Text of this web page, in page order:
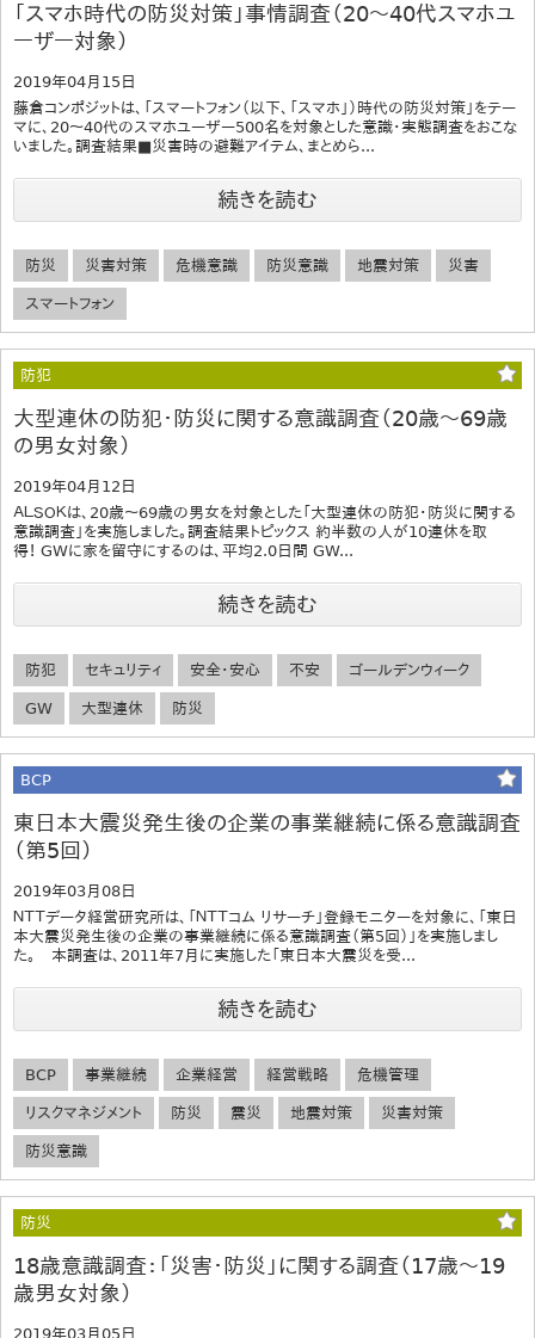
「スマホ時代の防災対策」事情調査（20～40代スマホユ
ーザー対象）
2019年04月15日
藤倉コンポジットは、「スマートフォン（以下、「スマホ」）時代の防災対策」をテー
マに、20～40代のスマホユーザー500名を対象とした意識・実態調査をおこな
いました。調査結果■災害時の避難アイテム、まとめら...
続きを読む
防災 災害対策 危機意識 防災意識 地震対策 災害
スマートフォン
防犯
大型連休の防犯・防災に関する意識調査（20歳～69歳
の男女対象）
2019年04月12日
ＡＬＳＯＫは、20歳～69歳の男女を対象とした「大型連休の防犯・防災に関する
意識調査」を実施しました。調査結果トピックス 約半数の人が10連休を取
得！ GWに家を留守にするのは、平均2.0日間 GW...
続きを読む
防犯 セキュリティ 安全・安心 不安 ゴールデンウィーク
GW 大型連休 防災
BCP
東日本大震災発生後の企業の事業継続に係る意識調査
（第5回）
2019年03月08日
ＮＴＴデータ経営研究所は、「ＮＴＴコム リサーチ」登録モニターを対象に、「東日
本大震災発生後の企業の事業継続に係る意識調査（第5回）」を実施しまし
た。 本調査は、2011年7月に実施した「東日本大震災を受...
続きを読む
BCP 事業継続 企業経営 経営戦略 危機管理
リスクマネジメント 防災 震災 地震対策 災害対策
防災意識
防災
18歳意識調査：「災害・防災」に関する調査（17歳～19
歳男女対象）
2019年03月05日